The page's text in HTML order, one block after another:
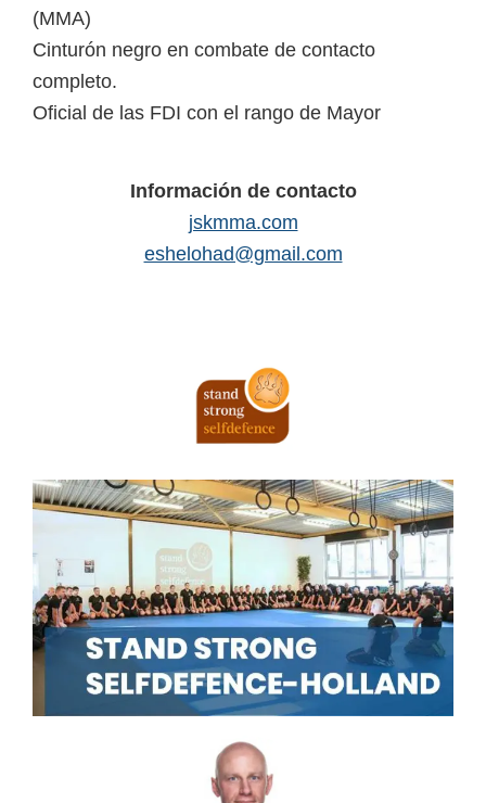
(MMA)
Cinturón negro en combate de contacto
completo.
Oficial de las FDI con el rango de Mayor
Información de contacto
jskmma.com
eshelohad@gmail.com